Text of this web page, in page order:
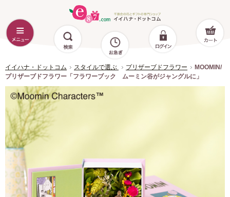
イイハナ・ドットコム スタイルで選ぶ プリザーブドフラワー
MOOMIN/
プリザーブドフラワー「フラワーブック ムーミン谷がジャングルに」